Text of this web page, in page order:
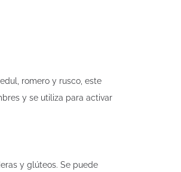
romero y rusco, este
y se utiliza para activar
y glúteos. Se puede